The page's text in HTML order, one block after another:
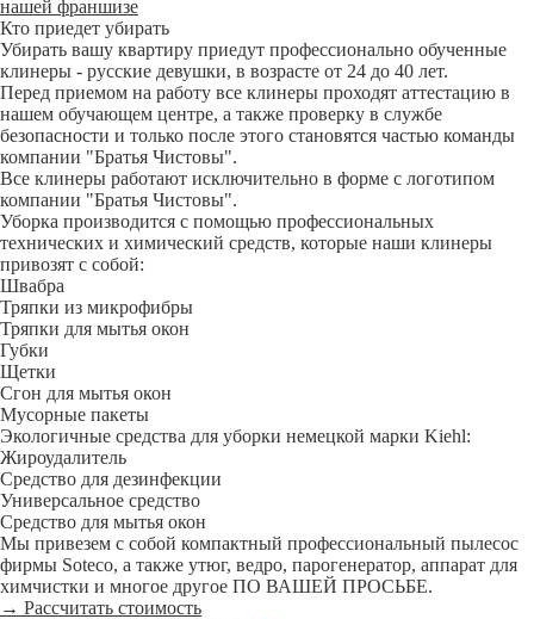
нашей франшизе
Кто приедет убирать
Убирать вашу квартиру приедут профессионально обученные
клинеры - русские девушки, в возрасте от 24 до 40 лет.
Перед приемом на работу все клинеры проходят аттестацию в
нашем обучающем центре, а также проверку в службе
безопасности и только после этого становятся частью команды
компании "Братья Чистовы".
Все клинеры работают исключительно в форме с логотипом
компании "Братья Чистовы".
Уборка производится с помощью профессиональных
технических и химический средств, которые наши клинеры
привозят с собой:
Швабра
Тряпки из микрофибры
Тряпки для мытья окон
Губки
Щетки
Сгон для мытья окон
Мусорные пакеты
Экологичные средства для уборки немецкой марки Kiehl:
Жироудалитель
Средство для дезинфекции
Универсальное средство
Средство для мытья окон
Мы привезем с собой компактный профессиональный пылесос
фирмы Soteco, а также утюг, ведро, парогенератор, аппарат для
химчистки и многое другое ПО ВАШЕЙ ПРОСЬБЕ.
→ Рассчитать стоимость